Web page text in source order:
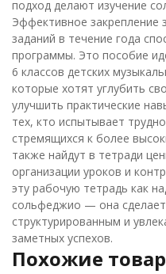
подход делают изучение
Эффективное закрепление
заданий в течение года
программы. Это пособие
6 классов детских
которые хотят углубить
улучшить практические
тех, кто испытывает
стремящихся к более
также найдут в тетради
организации уроков и
эту рабочую тетрадь как
сольфеджио — она
структурированным и
заметных успехов.
Похожие